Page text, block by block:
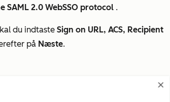
SAML 2.0 WebSSO protocol .
du indtaste Sign on URL, ACS, Recipient
på Næste.